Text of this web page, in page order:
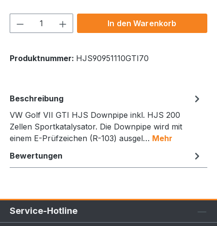
Produkt Anzahl: Gib denIn den Warenkorb
Produktnummer: HJS90951110GTI70
Beschreibung
VW Golf VII GTI HJS Downpipe inkl. HJS 200
Zellen Sportkatalysator. Die Downpipe wird mit
einem E-Prüfzeichen (R-103) ausgel… Mehr
Bewertungen
Service-Hotline